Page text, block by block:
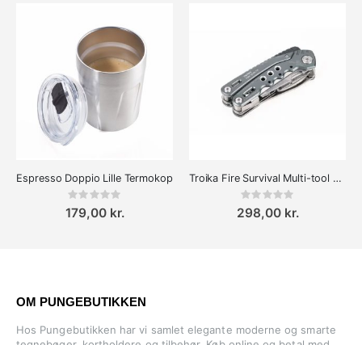
Espresso Doppio Lille Termokop
Rating:
179,00 kr.
Troika Fire Survival Multi-tool Overlevelsesværktøj 14-i-1
Rating:
298,00 kr.
OM PUNGEBUTIKKEN
Hos Pungebutikken har vi samlet elegante moderne og smarte